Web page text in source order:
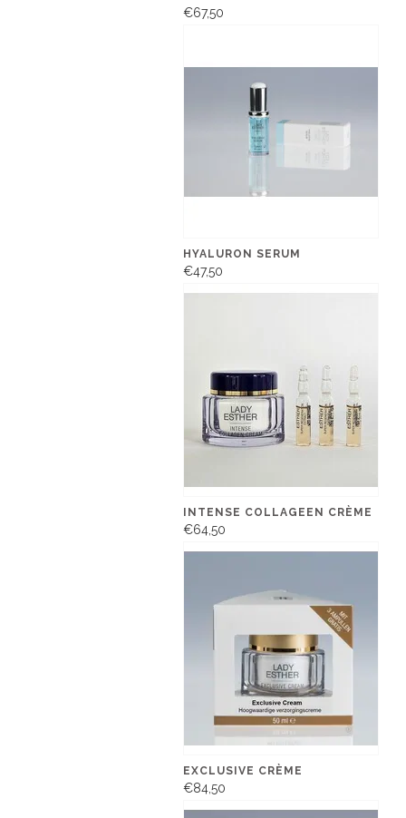
€67,50
HYALURON SERUM
€47,50
INTENSE COLLAGEEN CRÈME
€64,50
EXCLUSIVE CRÈME
€84,50